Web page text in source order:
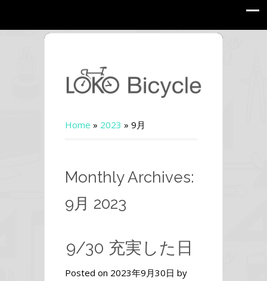
Home » 2023 » 9月
Monthly Archives:
9月 2023
9/30 充実した日
Posted on 2023年9月30日 by